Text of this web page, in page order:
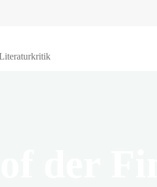
der